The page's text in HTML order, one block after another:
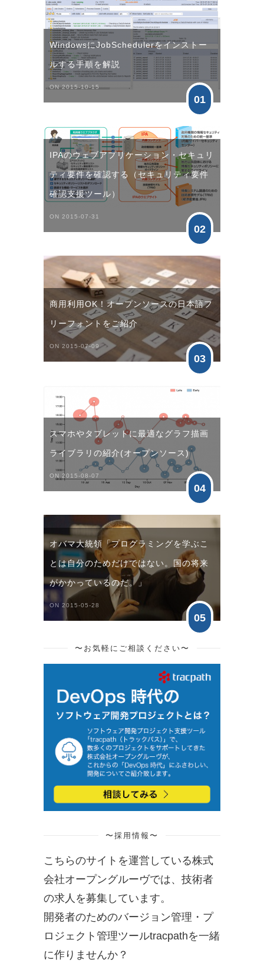
WindowsにJobSchedulerをインストー
ルする手順を解説
ON 2015-10-15
01
IPAのウェブアプリケーション・セキュリ
ティ要件を確認する（セキュリティ要件
確認支援ツール）
ON 2015-07-31
02
商用利用OK！オープンソースの日本語フ
リーフォントをご紹介
ON 2015-07-09
03
スマホやタブレットに最適なグラフ描画
ライブラリの紹介(オープンソース)
ON 2015-08-07
04
オバマ大統領「プログラミングを学ぶこ
とは自分のためだけではない。国の将来
がかかっているのだ。」
ON 2015-05-28
05
〜お気軽にご相談ください〜
〜採用情報〜
こちらのサイトを運営している株式
会社オープングルーヴでは、技術者
の求人を募集しています。
開発者のためのバージョン管理・プ
ロジェクト管理ツールtracpathを一緒
に作りませんか？